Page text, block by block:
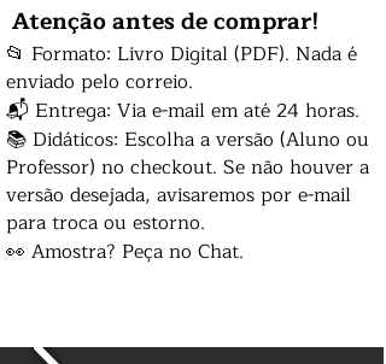
Atenção antes de comprar!
📂 Formato: Livro Digital (PDF). Nada é
enviado pelo correio.
📬 Entrega: Via e-mail em até 24 horas.
📚 Didáticos: Escolha a versão (Aluno ou
Professor) no checkout. Se não houver a
versão desejada, avisaremos por e-mail
para troca ou estorno.
👀 Amostra? Peça no Chat.